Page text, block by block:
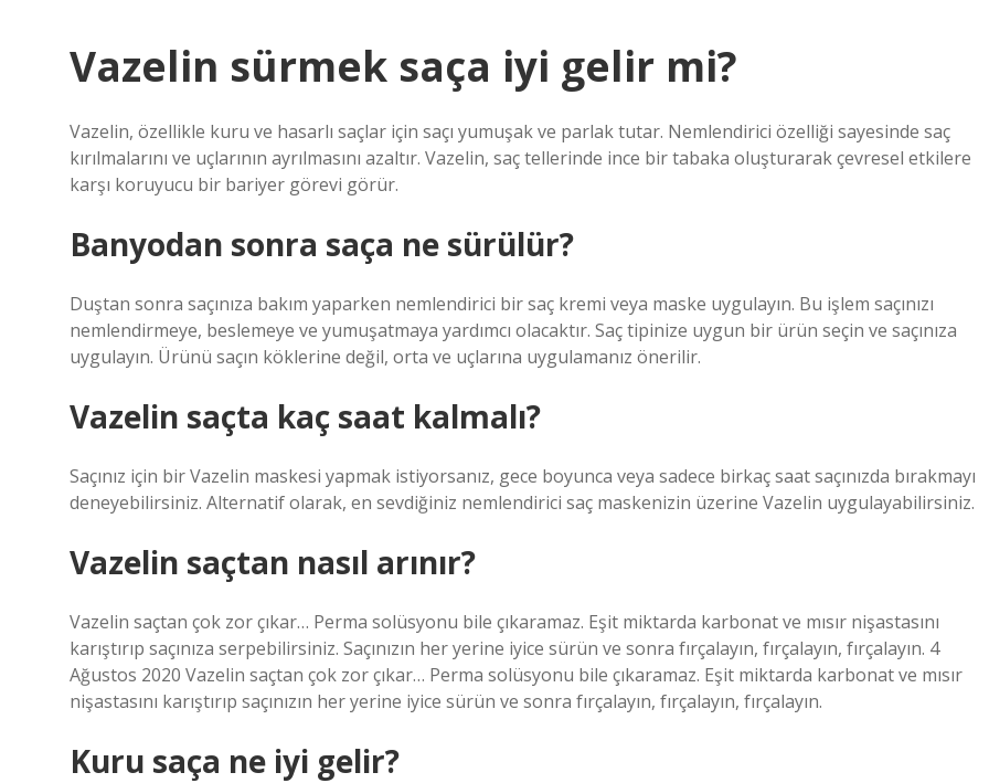
Vazelin sürmek saça iyi gelir mi?
Vazelin, özellikle kuru ve hasarlı saçlar için saçı yumuşak ve parlak tutar. Nemlendirici özelliği sayesinde saç
kırılmalarını ve uçlarının ayrılmasını azaltır. Vazelin, saç tellerinde ince bir tabaka oluşturarak çevresel etkilere
karşı koruyucu bir bariyer görevi görür.
Banyodan sonra saça ne sürülür?
Duştan sonra saçınıza bakım yaparken nemlendirici bir saç kremi veya maske uygulayın. Bu işlem saçınızı
nemlendirmeye, beslemeye ve yumuşatmaya yardımcı olacaktır. Saç tipinize uygun bir ürün seçin ve saçınıza
uygulayın. Ürünü saçın köklerine değil, orta ve uçlarına uygulamanız önerilir.
Vazelin saçta kaç saat kalmalı?
Saçınız için bir Vazelin maskesi yapmak istiyorsanız, gece boyunca veya sadece birkaç saat saçınızda bırakmayı
deneyebilirsiniz. Alternatif olarak, en sevdiğiniz nemlendirici saç maskenizin üzerine Vazelin uygulayabilirsiniz.
Vazelin saçtan nasıl arınır?
Vazelin saçtan çok zor çıkar… Perma solüsyonu bile çıkaramaz. Eşit miktarda karbonat ve mısır nişastasını
karıştırıp saçınıza serpebilirsiniz. Saçınızın her yerine iyice sürün ve sonra fırçalayın, fırçalayın, fırçalayın. 4
Ağustos 2020 Vazelin saçtan çok zor çıkar… Perma solüsyonu bile çıkaramaz. Eşit miktarda karbonat ve mısır
nişastasını karıştırıp saçınızın her yerine iyice sürün ve sonra fırçalayın, fırçalayın, fırçalayın.
Kuru saça ne iyi gelir?